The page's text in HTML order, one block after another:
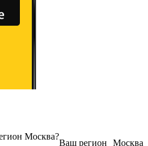
Москва
Ваш регион
Москва?